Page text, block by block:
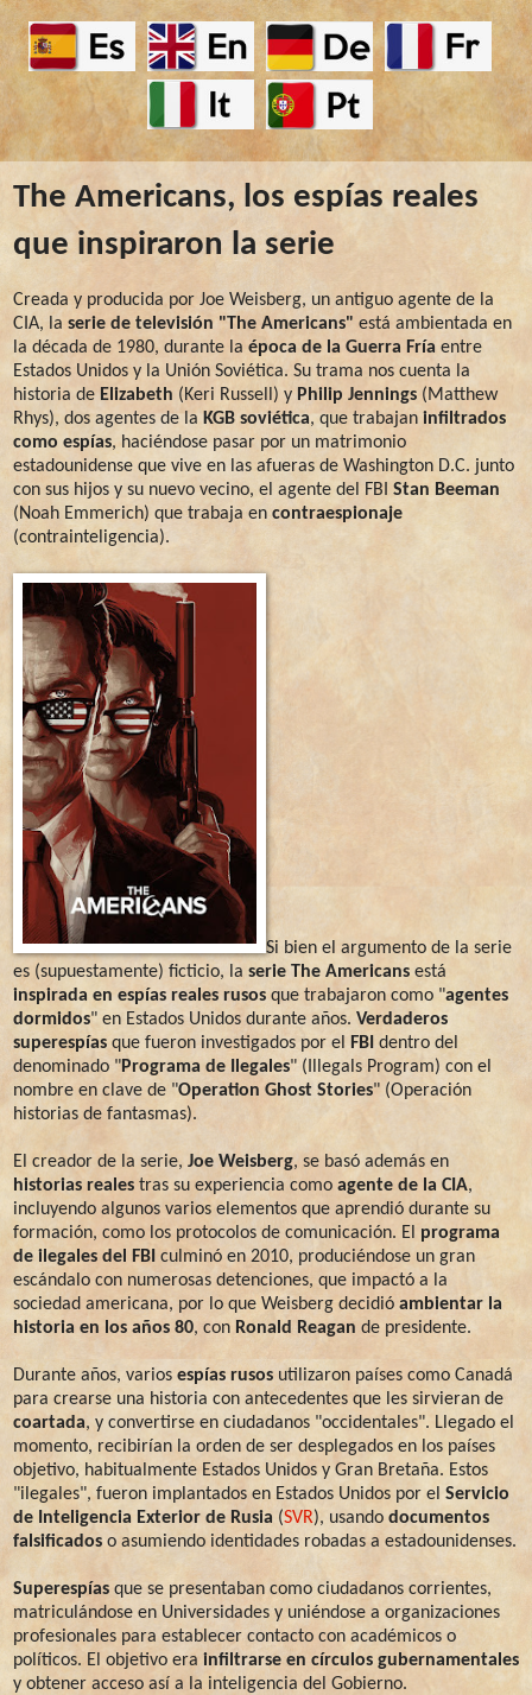
The Americans, los espías reales
que inspiraron la serie
Creada y producida por Joe Weisberg, un antiguo agente de la
CIA, la serie de televisión "The Americans" está ambientada en
la década de 1980, durante la época de la Guerra Fría entre
Estados Unidos y la Unión Soviética. Su trama nos cuenta la
historia de Elizabeth (Keri Russell) y Philip Jennings (Matthew
Rhys), dos agentes de la KGB soviética, que trabajan infiltrados
como espías, haciéndose pasar por un matrimonio
estadounidense que vive en las afueras de Washington D.C. junto
con sus hijos y su nuevo vecino, el agente del FBI Stan Beeman
(Noah Emmerich) que trabaja en contraespionaje
(contrainteligencia).
Si bien el argumento de la serie
es (supuestamente) ficticio, la serie The Americans está
inspirada en espías reales rusos que trabajaron como "agentes
dormidos" en Estados Unidos durante años. Verdaderos
superespías que fueron investigados por el FBI dentro del
denominado "Programa de Ilegales" (Illegals Program) con el
nombre en clave de "Operation Ghost Stories" (Operación
historias de fantasmas).
El creador de la serie, Joe Weisberg, se basó además en
historias reales tras su experiencia como agente de la CIA,
incluyendo algunos varios elementos que aprendió durante su
formación, como los protocolos de comunicación. El programa
de ilegales del FBI culminó en 2010, produciéndose un gran
escándalo con numerosas detenciones, que impactó a la
sociedad americana, por lo que Weisberg decidió ambientar la
historia en los años 80, con Ronald Reagan de presidente.
Durante años, varios espías rusos utilizaron países como Canadá
para crearse una historia con antecedentes que les sirvieran de
coartada, y convertirse en ciudadanos "occidentales". Llegado el
momento, recibirían la orden de ser desplegados en los países
objetivo, habitualmente Estados Unidos y Gran Bretaña. Estos
"ilegales", fueron implantados en Estados Unidos por el Servicio
de Inteligencia Exterior de Rusia (SVR), usando documentos
falsificados o asumiendo identidades robadas a estadounidenses.
Superespías que se presentaban como ciudadanos corrientes,
matriculándose en Universidades y uniéndose a organizaciones
profesionales para establecer contacto con académicos o
políticos. El objetivo era infiltrarse en círculos gubernamentales
y obtener acceso así a la inteligencia del Gobierno.